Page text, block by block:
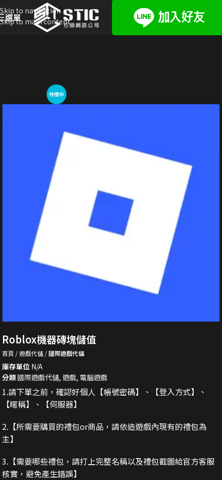
Skip to navigation
Skip to main content
選單
特價中
Roblox機器磚塊儲值
首頁 遊戲代儲 國際遊戲代儲
庫存單位 N/A
分類國際遊戲代儲, 遊戲, 電腦遊戲
1.請下單之前，確認好個人【帳號密碼】、【登入方式】、
【暱稱】、【伺服器】
2. 【所需要購買的禮包or商品，請依造遊戲內現有的禮包為
主】
3. 【需要哪些禮包，請打上完整名稱以及禮包截圖給官方客服
核實，避免產生錯誤】